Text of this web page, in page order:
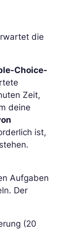
die
Choice-
Zeit,
deine
ist,
Aufgaben
Der
(20